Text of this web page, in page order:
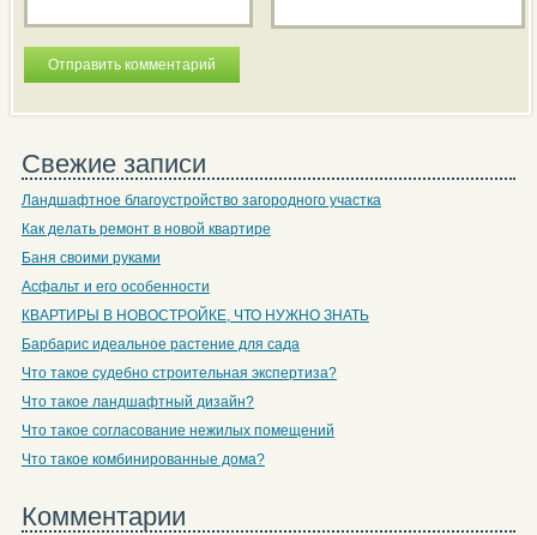
Свежие записи
Ландшафтное благоустройство загородного участка
Как делать ремонт в новой квартире
Баня своими руками
Асфальт и его особенности
КВАРТИРЫ В НОВОСТРОЙКЕ, ЧТО НУЖНО ЗНАТЬ
Барбарис идеальное растение для сада
Что такое судебно строительная экспертиза?
Что такое ландшафтный дизайн?
Что такое согласование нежилых помещений
Что такое комбинированные дома?
Комментарии